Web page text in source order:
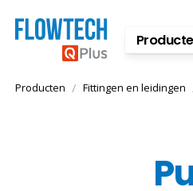
Ga naar hoofdinhoud
Producten / Fittingen en leidingen